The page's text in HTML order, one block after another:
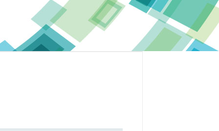
기술이전
국제학술대회
개최 및 발표
국내학술대회
개최및 발표
자료실
갤러리